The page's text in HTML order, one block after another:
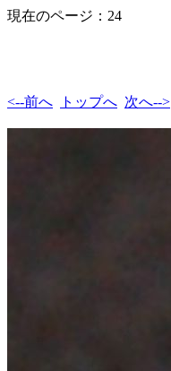
現在のページ：24
<--前へ トップへ 次へ-->